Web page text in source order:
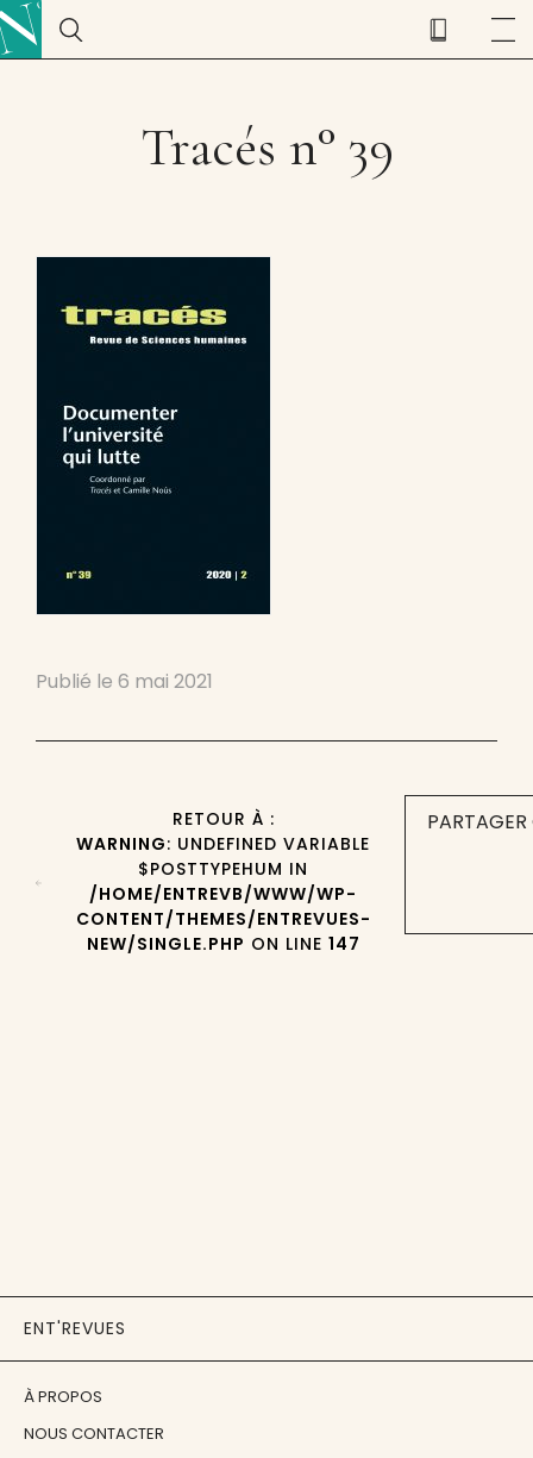
Tracés n° 39
Publié le 6 mai 2021
RETOUR À :
WARNING: UNDEFINED VARIABLE
$POSTTYPEHUM IN
/HOME/ENTREVB/WWW/WP-
CONTENT/THEMES/ENTREVUES-
NEW/SINGLE.PHP ON LINE 147
ENT'REVUES
À PROPOS
NOUS CONTACTER